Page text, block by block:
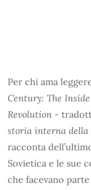
Per chi ama
Century: The
Revolution -
storia interna della
racconta
Sovietica e le sue
che facevano